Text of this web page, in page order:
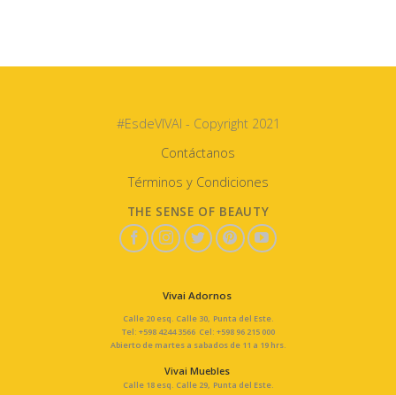
#EsdeVIVAI - Copyright 2021
Contáctanos
Términos y Condiciones
THE SENSE OF BEAUTY
Vivai Adornos
Calle 20 esq. Calle 30, Punta del Este.
Tel: +598 4244 3566 Cel: +598 96 215 000
Abierto de martes a sabados de 11 a 19 hrs.
Vivai Muebles
Calle 18 esq. Calle 29, Punta del Este.